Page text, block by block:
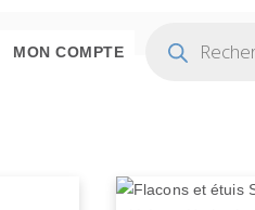
MON COMPTE
produits